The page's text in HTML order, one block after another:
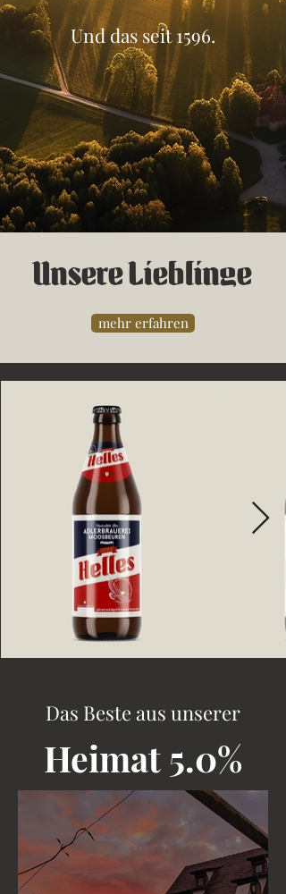
Und das seit 1596.
Unsere Lieblinge
mehr erfahren
Das Beste aus unserer
Heimat 5.0%